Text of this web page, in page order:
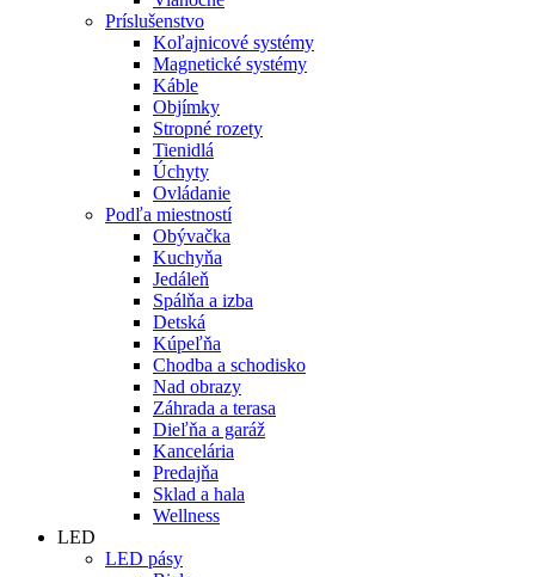
Príslušenstvo
Koľajnicové systémy
Magnetické systémy
Káble
Objímky
Stropné rozety
Tienidlá
Úchyty
Ovládanie
Podľa miestností
Obývačka
Kuchyňa
Jedáleň
Spálňa a izba
Detská
Kúpeľňa
Chodba a schodisko
Nad obrazy
Záhrada a terasa
Dieľňa a garáž
Kancelária
Predajňa
Sklad a hala
Wellness
LED
LED pásy